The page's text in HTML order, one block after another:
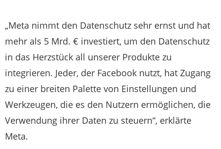
„Meta nimmt den Datenschutz sehr ernst und hat
mehr als 5 Mrd. € investiert, um den Datenschutz
in das Herzstück all unserer Produkte zu
integrieren. Jeder, der Facebook nutzt, hat Zugang
zu einer breiten Palette von Einstellungen und
Werkzeugen, die es den Nutzern ermöglichen, die
Verwendung ihrer Daten zu steuern“, erklärte
Meta.